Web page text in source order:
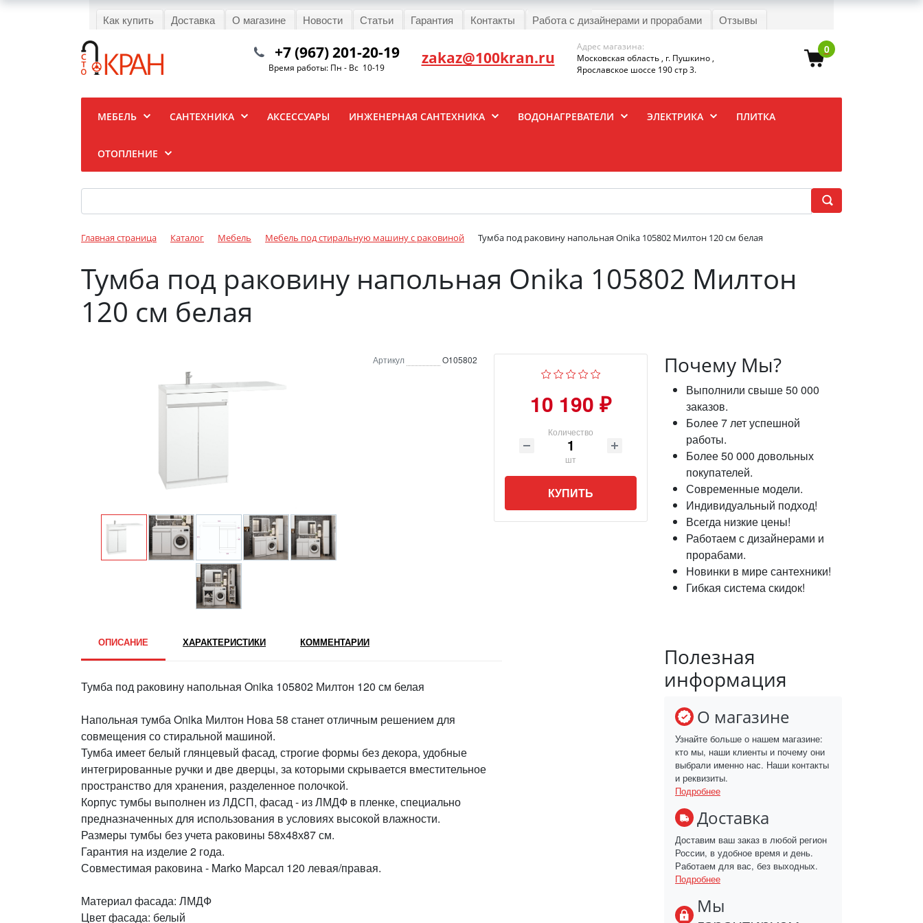
Как купить Доставка О магазине Новости Статьи Гарантия Контакты Работа с дизайнерами и прорабами Отзывы
0
+7 (967) 201-20-19
Время работы: Пн - Вс 10-19 zakaz@100kran.ru
Адрес магазина:
Московская область , г. Пушкино ,
Ярославское шоссе 190 стр 3.
МЕБЕЛЬ САНТЕХНИКА АКСЕССУАРЫ ИНЖЕНЕРНАЯ САНТЕХНИКА ВОДОНАГРЕВАТЕЛИ ЭЛЕКТРИКА ПЛИТКА
ОТОПЛЕНИЕ
Главная страница Каталог Мебель Мебель под стиральную машину с раковиной Тумба под раковину напольная Onika 105802 Милтон 120 см белая
Тумба под раковину напольная Onika 105802 Милтон
120 см белая
Артикул O105802
10 190 ₽
Количество
шт
КУПИТЬ
ОПИСАНИЕ ХАРАКТЕРИСТИКИ КОММЕНТАРИИ
Тумба под раковину напольная Onika 105802 Милтон 120 см белая
Напольная тумба Onika Милтон Нова 58 станет отличным решением для
совмещения со стиральной машиной.
Тумба имеет белый глянцевый фасад, строгие формы без декора, удобные
интегрированные ручки и две дверцы, за которыми скрывается вместительное
пространство для хранения, разделенное полочкой.
Корпус тумбы выполнен из ЛДСП, фасад - из ЛМДФ в пленке, специально
предназначенных для использования в условиях высокой влажности.
Размеры тумбы без учета раковины 58х48х87 см.
Гарантия на изделие 2 года.
Совместимая раковина - Marko Марсал 120 левая/правая.
Материал фасада: ЛМДФ
Цвет фасада: белый
Почему Мы?
Выполнили свыше 50 000
заказов.
Более 7 лет успешной
работы.
Более 50 000 довольных
покупателей.
Современные модели.
Индивидуальный подход!
Всегда низкие цены!
Работаем с дизайнерами и
прорабами.
Новинки в мире сантехники!
Гибкая система скидок!
Полезная
информация
О магазине
Узнайте больше о нашем магазине:
кто мы, наши клиенты и почему они
выбрали именно нас. Наши контакты
и реквизиты.
Подробнее
Доставка
Доставим ваш заказ в любой регион
России, в удобное время и день.
Работаем для вас, без выходных.
Подробнее
Мы